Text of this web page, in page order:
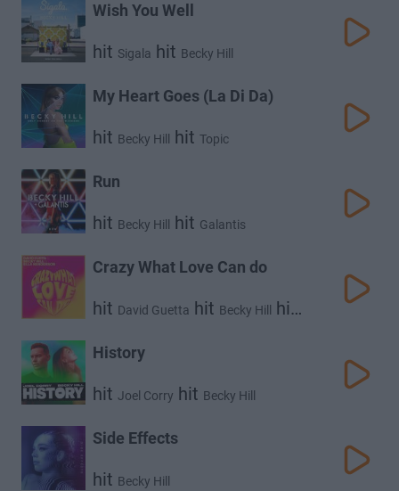
Wish You Well
hit Sigala hit Becky Hill
My Heart Goes (La Di Da)
hit Becky Hill hit Topic
Run
hit Becky Hill hit Galantis
Crazy What Love Can do
hit David Guetta hit Becky Hill hit
History
hit Joel Corry hit Becky Hill
Side Effects
hit Becky Hill